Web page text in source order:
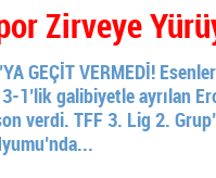
Zirveye
GEÇİT VERMEDİ!
1’lik galibiyetle ayrılan
verdi. TFF 3. Lig 2.